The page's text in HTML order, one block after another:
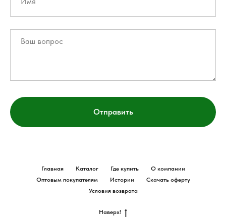
Отправить
Главная Каталог Где купить
О компании
Оптовым покупателям
Истории
Скачать оферту
Условия возврата
Наверх!